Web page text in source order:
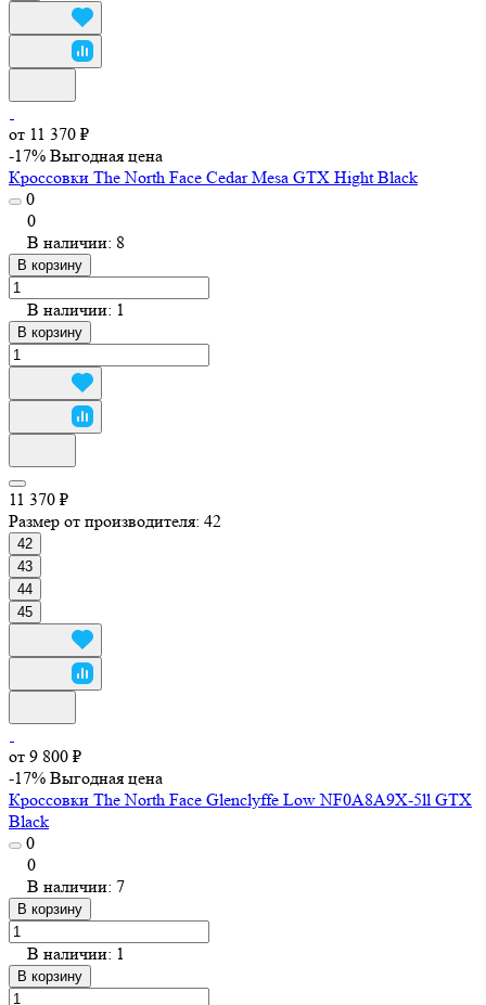
от 11 370 ₽
-17% Выгодная цена
Кроссовки The North Face Cedar Mesa GTX Hight Black
0
0
В наличии: 8
В корзину
В наличии: 1
В корзину
11 370 ₽
Размер от производителя: 42
42
43
44
45
от 9 800 ₽
-17% Выгодная цена
Кроссовки The North Face Glenclyffe Low NF0A8A9X-5ll GTX
Black
0
0
В наличии: 7
В корзину
В наличии: 1
В корзину